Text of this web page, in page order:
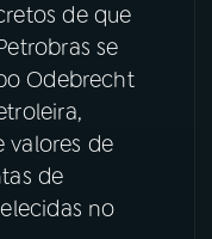
de que
se
Odebrecht
valores de
de
no